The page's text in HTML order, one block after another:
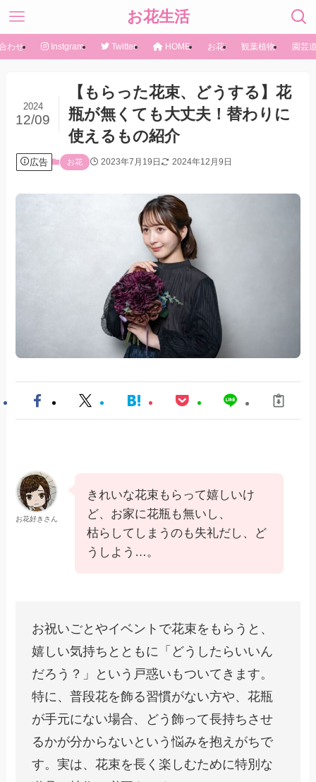
お花生活
わせ Instgram Twitter HOME お花 観葉植物 園芸
【もらった花束、どうする】花
瓶が無くても大丈夫！替わりに
使えるもの紹介
2024
12/09
広告 お花 2023年7月19日 2024年12月9日
お花好きさん
きれいな花束もらって嬉しいけ
ど、お家に花瓶も無いし、
枯らしてしまうのも失礼だし、ど
うしよう…。
お祝いごとやイベントで花束をもらうと、
嬉しい気持ちとともに「どうしたらいいん
だろう？」という戸惑いもついてきます。
特に、普段花を飾る習慣がない方や、花瓶
が手元にない場合、どう飾って長持ちさせ
るかが分からないという悩みを抱えがちで
す。実は、花束を長く楽しむために特別な